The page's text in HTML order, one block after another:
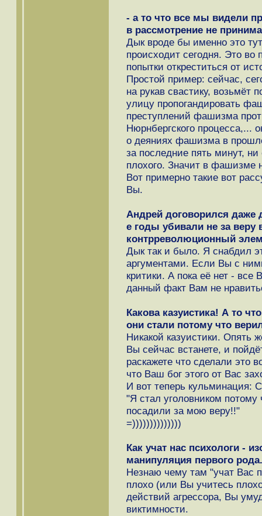
- а то что все мы видели
в рассмотрение не
Дык вроде бы именно это
происходит сегодня. Это
попытки откреститься от
Простой пример: сейчас,
на рукав свастику,
улицу пропогандировать
преступлений фашизма
Нюрнбергского процесса,...
о деяниях фашизма в
за последние пять минут,
плохого. Значит в фашизме
Вот примерно такие вот
Вы.
Андрей договорился даже
е годы убивали не за веру
контрреволюционный
Дык так и было. Я снабдил
аргументами. Если Вы с
критики. А пока её нет - все
данный факт Вам не
Какова казуистика! А то
они стали потому что
Никакой казуистики. Опять
Вы сейчас встанете, и
раскажете что сделали это
что Ваш бог этого от Вас
И вот теперь кульминация:
"Я стал уголовником
посадили за мою веру!!"
=))))))))))))))
Как учат нас психологи -
манипуляция первого
Незнаю чему там "учат Вас
плохо (или Вы учитесь
действий агрессора, Вы
виктимности.